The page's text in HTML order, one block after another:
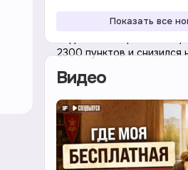
2300 пунктов и снизился
Показать все
Видео